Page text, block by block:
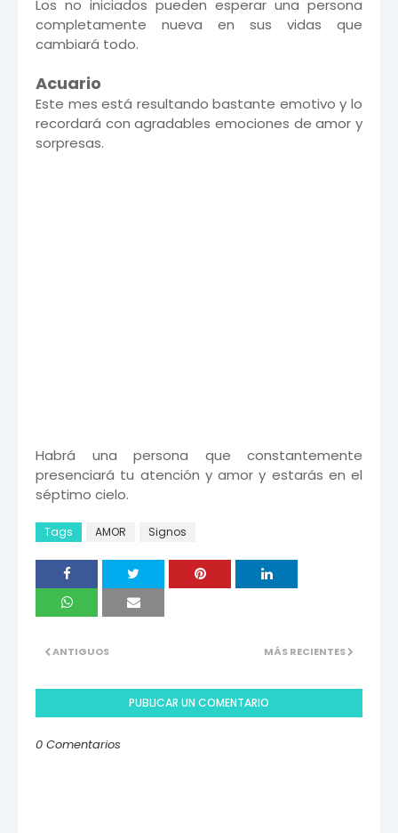
Los no iniciados pueden esperar una persona
completamente nueva en sus vidas que
cambiará todo.
Acuario
Este mes está resultando bastante emotivo y lo
recordará con agradables emociones de amor y
sorpresas.
Habrá una persona que constantemente
presenciará tu atención y amor y estarás en el
séptimo cielo.
Tags AMOR Signos
MÁS RECIENTES
ANTIGUOS
PUBLICAR UN COMENTARIO
0 Comentarios